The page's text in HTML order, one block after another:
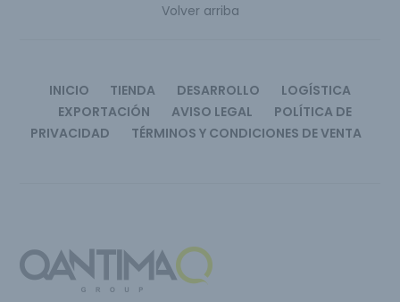
Volver arriba
INICIO TIENDA DESARROLLO
LOGÍSTICA
EXPORTACIÓN
AVISO LEGAL
POLÍTICA DE
PRIVACIDAD
TÉRMINOS Y CONDICIONES DE VENTA